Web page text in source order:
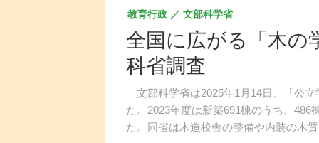
全国に広がる「木の
科省調査
文部科学省は2025年1月14日、「公
た。2023年度は新築691棟のうち、486
た。同省は木造校舎の整備や内装の木
教育行政 文部科学省